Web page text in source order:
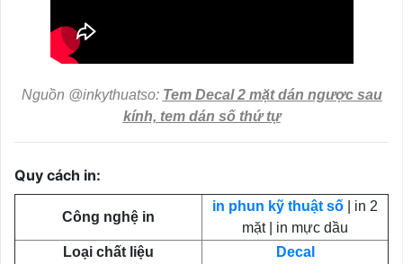
Nguồn @inkythuatso: Tem Decal 2 mặt dán ngược sau
kính, tem dán số thứ tự
Quy cách in:
Công nghệ in
in phun kỹ thuật số | in 2
mặt | in mực dầu
Loại chất liệu
Decal